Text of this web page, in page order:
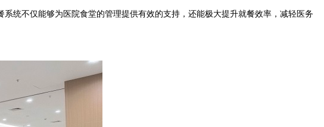
统不仅能够为医院食堂的管理提供有效的支持，还能极大提升就餐效率，减轻医务